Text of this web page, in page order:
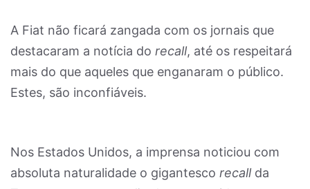
A Fiat não ficará zangada com os jornais que
destacaram a notícia do recall, até os respeitará
mais do que aqueles que enganaram o público.
Estes, são inconfiáveis.
Nos Estados Unidos, a imprensa noticiou com
absoluta naturalidade o gigantesco recall da